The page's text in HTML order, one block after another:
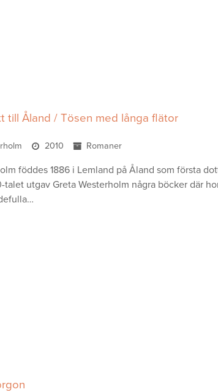
till Åland / Tösen med långa flätor
2010 Romaner
föddes 1886 i Lemland på Åland som första
talet utgav Greta Westerholm några böcker där